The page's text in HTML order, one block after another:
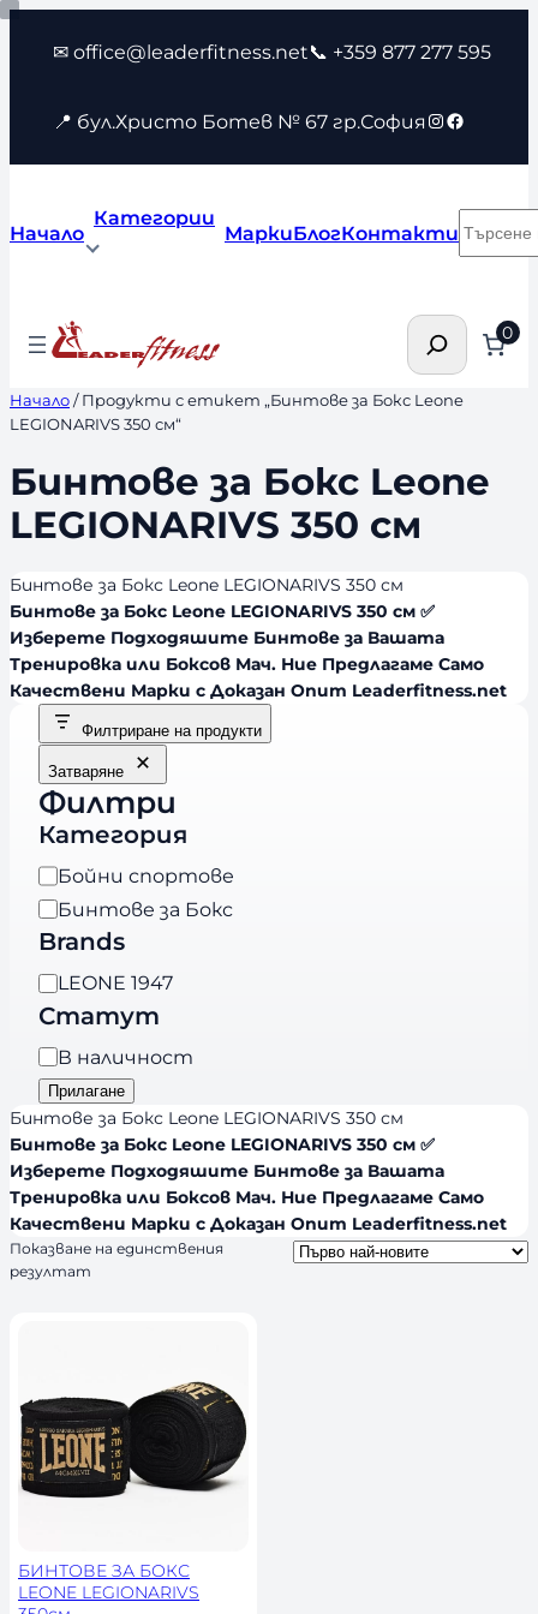
Към
съдържанието
✉ office@leaderfitness.net📞 +359 877 277 595
📍 бул.Христо Ботев № 67 гр.София Instagram
Facebook
Начало
Категории
МаркиБлогКонтакти
Търсене 0
Начало/ Продукти с етикет „Бинтове за Бокс Leone
LEGIONARIVS 350 см“
Бинтове за Бокс Leone
LEGIONARIVS 350 см
Бинтове за Бокс Leone LEGIONARIVS 350 см
Бинтове за Бокс Leone LEGIONARIVS 350 см ✅
Изберете Подходяшите Бинтове за Вашата
Тренировка или Боксов Мач. Ние Предлагаме Само
Качествени Марки с Доказан Опит Leaderfitness.net
Филтриране на продукти
Затваряне
Филтри
Категория
К
а
т
г
о
р
и
я
Бойни спортове
Бинтове за Бокс
Brands
B
r
a
n
d
s
LEONE 1947
Статут
Н
а
л
и
ч
н
о
с
В наличност
Прилагане
Бинтове за Бокс Leone LEGIONARIVS 350 см
Бинтове за Бокс Leone LEGIONARIVS 350 см ✅
Изберете Подходяшите Бинтове за Вашата
Тренировка или Боксов Мач. Ние Предлагаме Само
Качествени Марки с Доказан Опит Leaderfitness.net
Показване на единствения
резултат
БИНТОВЕ ЗА БОКС
LEONE LEGIONARIVS